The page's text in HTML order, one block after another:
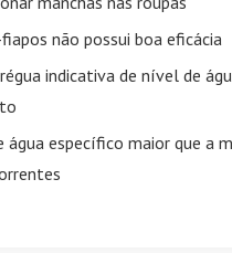
não possui boa eficácia
indicativa de nível de
água específico maior que a